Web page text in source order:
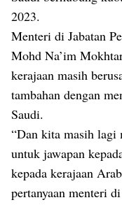
2023.
Menteri di Jabatan
Mohd Na’im
kerajaan masih
tambahan dengan
Saudi.
“Dan kita masih lagi
untuk jawapan
kepada kerajaan
pertanyaan menteri